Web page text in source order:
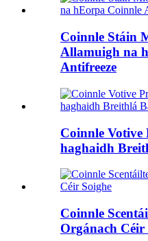
Coinnle Stáin
Allamuigh na
Antifreeze
Coinnle Votive
haghaidh
Coinnle
Orgánach Céir